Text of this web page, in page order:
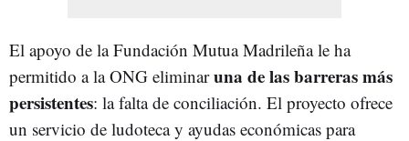
El apoyo de la Fundación Mutua Madrileña le ha
permitido a la ONG eliminaruna de las barreras más
persistentes: la falta de conciliación. El proyecto ofrece
un servicio de ludoteca y ayudas económicas para